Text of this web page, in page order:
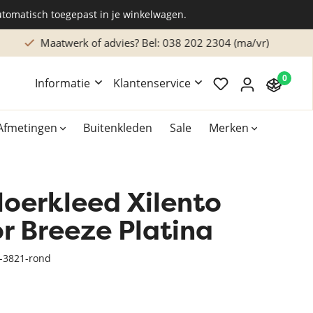
toegepast in je winkelwagen.
Maatwerk of advies? Bel: 038 202 2304 (ma/vr)
Informatie Klantenservice 0
Buitenkleden Sale Merken
Overig
Accessoires
Xilento vloerkleden
Xilento
Breeze Platina
rond